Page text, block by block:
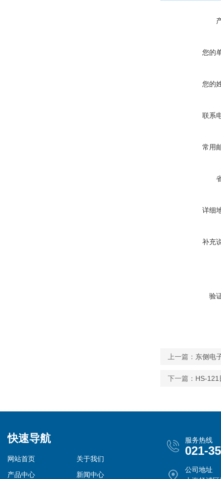
您的
您的
联系
常用
详细
补充
验
上一篇： 东侧电
下一篇： HS-121
快速导航
网站首页
关于我们
产品中心
新闻中心
服务热线
021-
公司地址